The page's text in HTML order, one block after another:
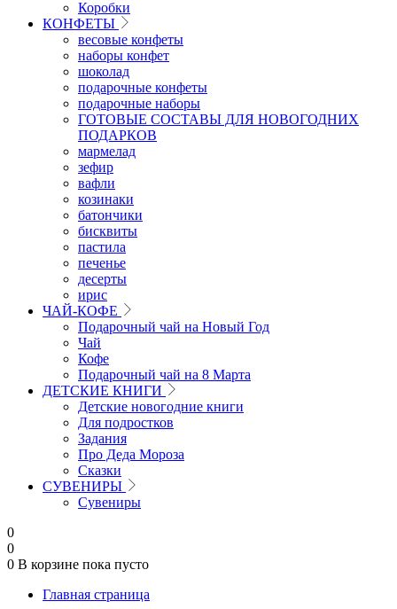
Коробки
КОНФЕТЫ
весовые конфеты
наборы конфет
шоколад
подарочные конфеты
подарочные наборы
ГОТОВЫЕ СОСТАВЫ ДЛЯ НОВОГОДНИХ
ПОДАРКОВ
мармелад
зефир
вафли
козинаки
батончики
бисквиты
пастила
печенье
десерты
ирис
ЧАЙ-КОФЕ
Подарочный чай на Новый Год
Чай
Кофе
Подарочный чай на 8 Марта
ДЕТСКИЕ КНИГИ
Детские новогодние книги
Для подростков
Задания
Про Деда Мороза
Сказки
СУВЕНИРЫ
Сувениры
0
0
0 В корзине пока пусто
Главная страница